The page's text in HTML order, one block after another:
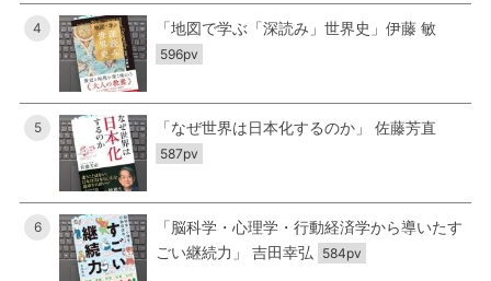
4 「地図で学ぶ「深読み」世界史」伊藤 敏
596pv
5 「なぜ世界は日本化するのか」 佐藤芳直
587pv
6
「脳科学・心理学・行動経済学から導いたす
ごい継続力」 吉田幸弘
584pv